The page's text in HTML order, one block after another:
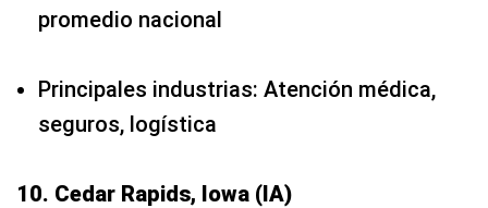
promedio nacional
Principales industrias: Atención médica,
seguros, logística
10. Cedar Rapids, Iowa (IA)